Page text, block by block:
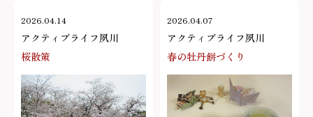
2026.04.14
アクティブライフ夙川
桜散策
2026.04.07
アクティブライフ夙川
春の牡丹餅づくり